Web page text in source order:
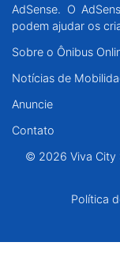
Centro-Oeste
Norte
AdSense. O
podem ajudar os
Sobre o Ônibus
Notícias de
Anuncie
Contato
© 2026 Viva City
Política